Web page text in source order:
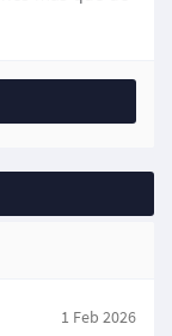
1 Feb 2026